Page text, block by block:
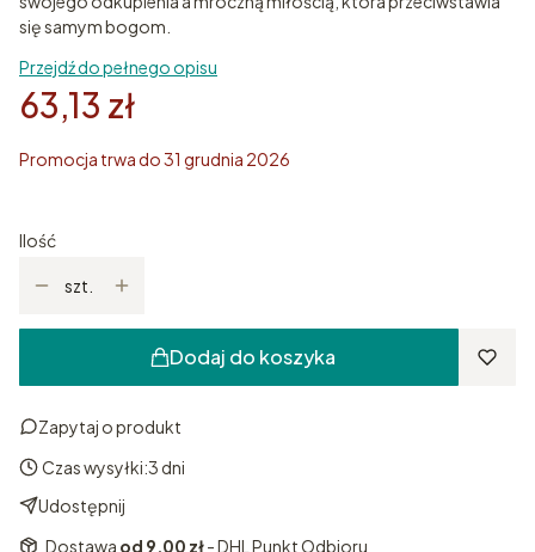
się samym bogom.
Przejdź do pełnego opisu
63,13 zł
Promocja trwa do 31 grudnia 2026
Ilość
szt.
Dodaj do koszyka
Zapytaj o produkt
Czas wysyłki:3 dni
Udostępnij
Dostawa od 9,00 zł- DHL Punkt Odbioru